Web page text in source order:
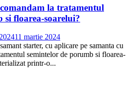
la tratamentul
si floarea-soarelui?
11 martie 2024
starter, cu aplicare pe samanta cu
semintelor de porumb si floarea-
printr-o...